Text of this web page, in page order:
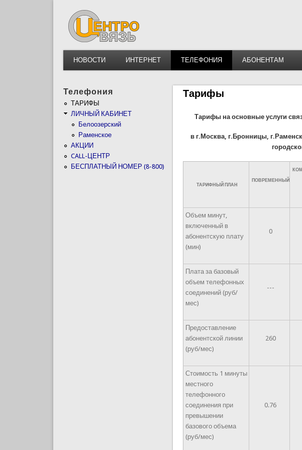
НОВОСТИ ИНТЕРНЕТ ТЕЛЕФОНИЯ АБОНЕНТАМ
Тарифы
Тарифы на основные услуги
в г.Москва, г.Бронницы,
ТАРИФНЫЙ ПЛАН
ПОВРЕМЕННЫЙ
Объем минут,
включенный в
абонентскую плату
(мин)
0
Плата за базовый
объем телефонных
соединений (руб/
мес)
---
Предоставление
абонентской линии
(руб/мес)
260
Стоимость 1 минуты
местного
телефонного
соединения при
превышении
базового объема
(руб/мес)
0.76
Телефония
ТАРИФЫ
ЛИЧНЫЙ КАБИНЕТ
Белоозерский
Раменское
АКЦИИ
CALL-ЦЕНТР
БЕСПЛАТНЫЙ НОМЕР (8-800)